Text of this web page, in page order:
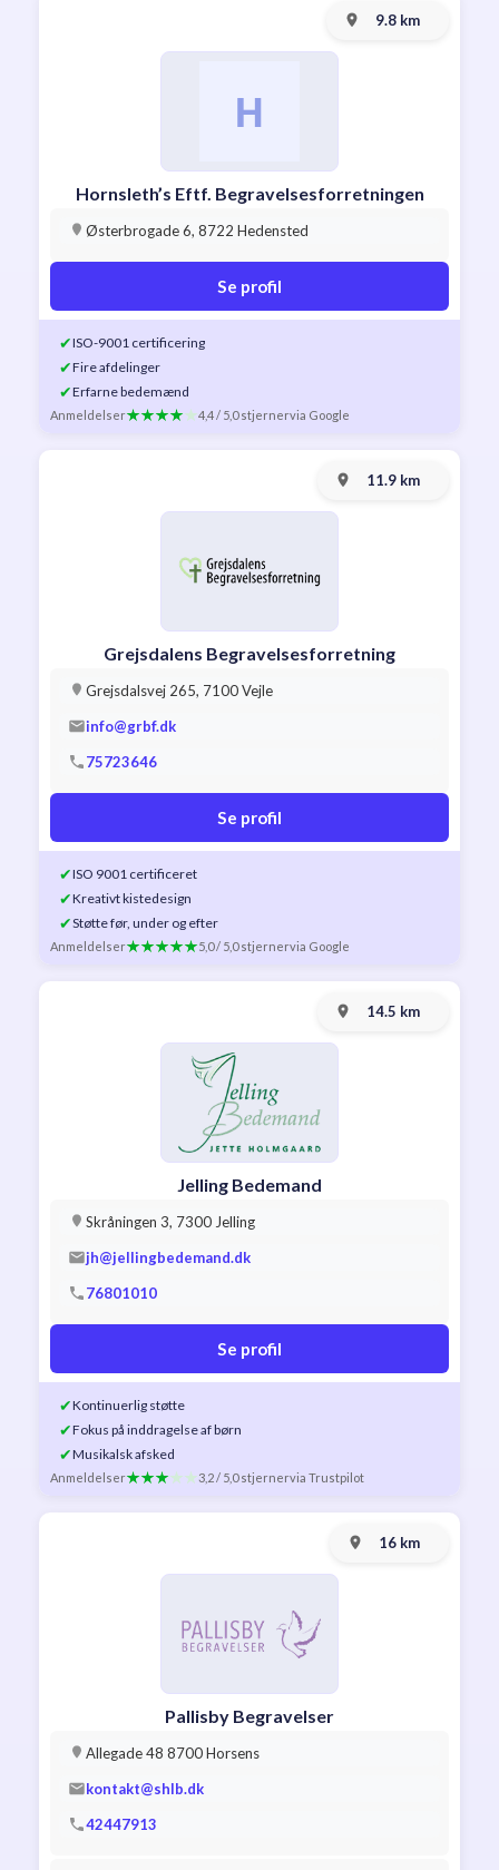
9.8 km
Hornsleth’s Eftf. Begravelsesforretningen
Østerbrogade 6, 8722 Hedensted
Se profil
✔ISO-9001 certificering
✔Fire afdelinger
✔Erfarne bedemænd
Anmeldelser 4,4 / 5,0 stjernervia Google
11.9 km
Grejsdalens Begravelsesforretning
Grejsdalsvej 265, 7100 Vejle
info@grbf.dk
75723646
Se profil
✔ISO 9001 certificeret
✔Kreativt kistedesign
✔Støtte før, under og efter
Anmeldelser 5,0 / 5,0 stjernervia Google
14.5 km
Jelling Bedemand
Skråningen 3, 7300 Jelling
jh@jellingbedemand.dk
76801010
Se profil
✔Kontinuerlig støtte
✔Fokus på inddragelse af børn
✔Musikalsk afsked
Anmeldelser 3,2 / 5,0 stjernervia Trustpilot
16 km
Pallisby Begravelser
Allegade 48 8700 Horsens
kontakt@shlb.dk
42447913